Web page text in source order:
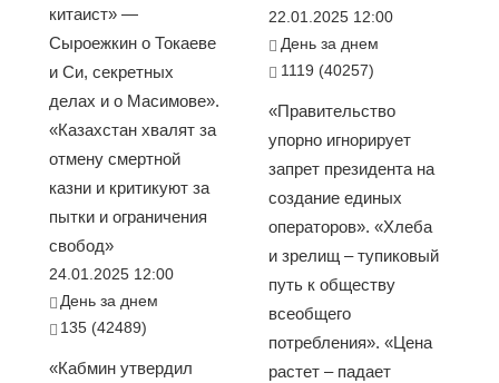
китаист» —
Сыроежкин о Токаеве
и Си, секретных
делах и о Масимове».
«Казахстан хвалят за
отмену смертной
казни и критикуют за
пытки и ограничения
свобод»
24.01.2025 12:00
День за днем
135 (42489)
«Кабмин утвердил
22.01.2025 12:00
День за днем
1119 (40257)
«Правительство
упорно игнорирует
запрет президента на
создание единых
операторов». «Хлеба
и зрелищ – тупиковый
путь к обществу
всеобщего
потребления». «Цена
растет – падает